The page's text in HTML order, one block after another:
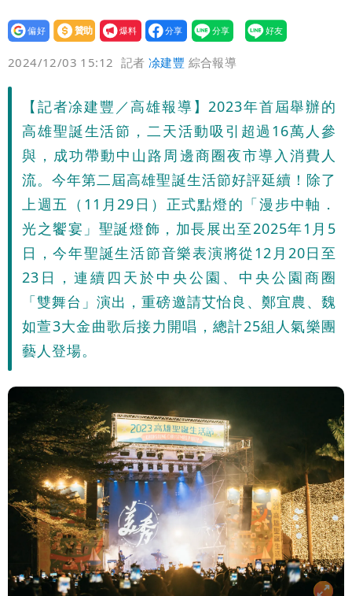
設為
贊助
我要
爆料
2024/12/03 15:12 記者凃建豐 綜合報導
【記者凃建豐／高雄報導】2023年首屆舉辦的
高雄聖誕生活節，二天活動吸引超過16萬人參
與，成功帶動中山路周邊商圈夜市導入消費人
流。今年第二屆高雄聖誕生活節好評延續！除了
上週五（11月29日）正式點燈的「漫步中軸．
光之饗宴」聖誕燈飾，加長展出至2025年1月5
日，今年聖誕生活節音樂表演將從12月20日至
23日，連續四天於中央公園、中央公園商圈
「雙舞台」演出，重磅邀請艾怡良、鄭宜農、魏
如萱3大金曲歌后接力開唱，總計25組人氣樂團
藝人登場。